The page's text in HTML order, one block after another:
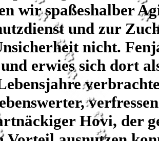
wir spaßeshalber
und zur
nicht.
erwies sich dort
Hovi, der